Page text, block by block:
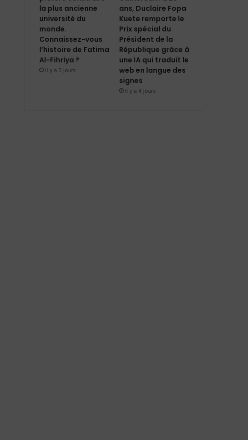
la plus ancienne
université du
monde.
Connaissez-vous
l’histoire de Fatima
Al-Fihriya ?
il y a 3 jours
ans, Duclaire Fopa
Kuete remporte le
Prix spécial du
Président de la
République grâce à
une IA qui traduit le
web en langue des
signes
il y a 4 jours